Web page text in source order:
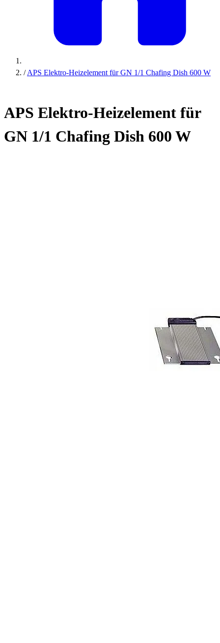
/ APS Elektro-Heizelement für GN 1/1 Chafing Dish 600 W
APS Elektro-Heizelement für
GN 1/1 Chafing Dish 600 W